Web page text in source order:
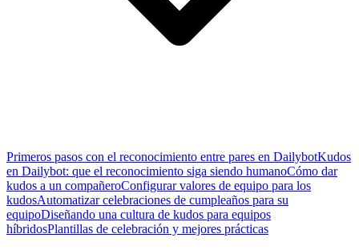
Primeros pasos con el reconocimiento entre pares en DailybotKudos
en Dailybot: que el reconocimiento siga siendo humanoCómo dar
kudos a un compañeroConfigurar valores de equipo para los
kudosAutomatizar celebraciones de cumpleaños para su
equipoDiseñando una cultura de kudos para equipos
híbridosPlantillas de celebración y mejores prácticas